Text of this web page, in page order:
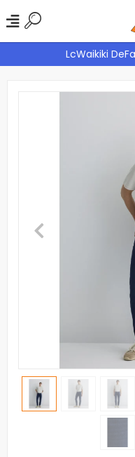
LcWaikiki